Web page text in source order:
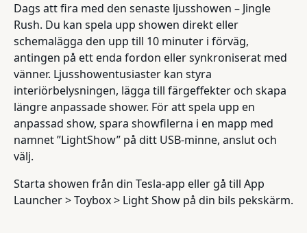
Dags att fira med den senaste ljusshowen – Jingle
Rush. Du kan spela upp showen direkt eller
schemalägga den upp till 10 minuter i förväg,
antingen på ett enda fordon eller synkroniserat med
vänner. Ljusshowentusiaster kan styra
interiörbelysningen, lägga till färgeffekter och skapa
längre anpassade shower. För att spela upp en
anpassad show, spara showfilerna i en mapp med
namnet ”LightShow” på ditt USB-minne, anslut och
välj.
Starta showen från din Tesla-app eller gå till App
Launcher > Toybox > Light Show på din bils pekskärm.